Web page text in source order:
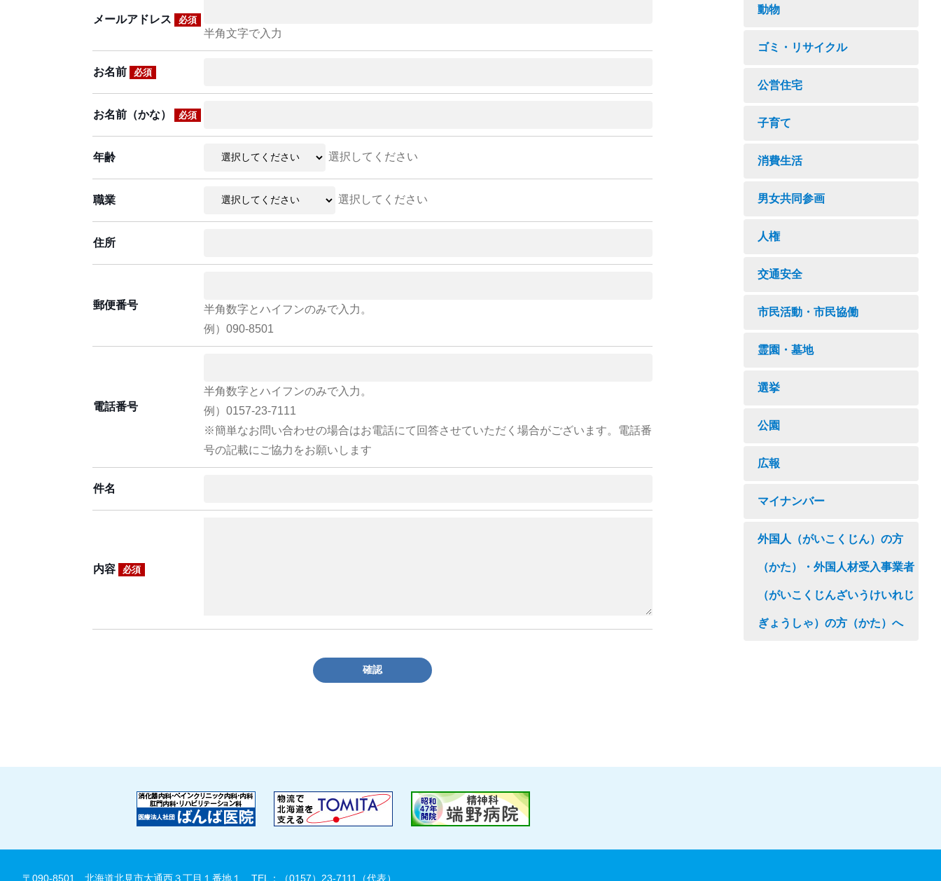
メールアドレス 必須
半角文字で入力
お名前 必須
お名前（かな） 必須
年齢 選択してください
職業 選択してください
住所
郵便番号
半角数字とハイフンのみで入力。
例）090-8501
電話番号
半角数字とハイフンのみで入力。
例）0157-23-7111
※簡単なお問い合わせの場合はお電話にて回答させていただく場合がございます。電話番
号の記載にご協力をお願いします
件名
内容 必須
確認
動物
ゴミ・リサイクル
公営住宅
子育て
消費生活
男女共同参画
人権
交通安全
市民活動・市民協働
霊園・墓地
選挙
公園
広報
マイナンバー
外国人（がいこくじん）の方
（かた）・外国人材受入事業者
（がいこくじんざいうけいれじ
ぎょうしゃ）の方（かた）へ
〒090-8501 北海道北見市大通西３丁目１番地１ TEL：（0157）23-7111（代表）